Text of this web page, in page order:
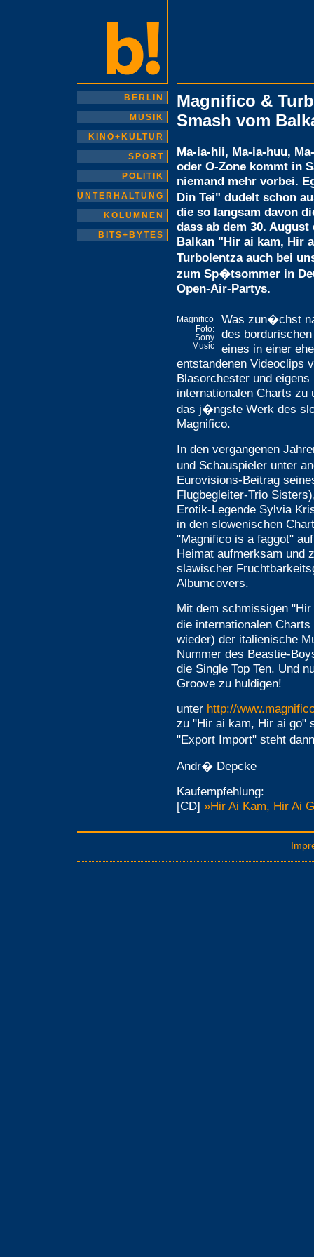
BERLIN
MUSIK
KINO+KULTUR
SPORT
POLITIK
UNTERHALTUNG
KOLUMNEN
BITS+BYTES
Magnifico &
Smash vom
Ma-ia-hii, Ma-ia-huu,
oder O-Zone kommt in
niemand mehr vorbei.
Din Tei" dudelt schon
die so langsam davon
dass ab dem 30.
Balkan "Hir ai kam, Hir
Turbolentza auch bei
zum Sp�tsommer in
Open-Air-Partys.
Magnifico
Foto:
Sony
Music
Was zun�chst
des
eines in einer
entstandenen Videoclips
Blasorchester und
internationalen Charts
das j�ngste Werk des
Magnifico.
In den vergangenen
und Schauspieler unter
Eurovisions-Beitrag
Flugbegleiter-Trio
Erotik-Legende Sylvia
in den slowenischen
"Magnifico is a faggot"
Heimat aufmerksam und
slawischer
Albumcovers.
Mit dem schmissigen
die internationalen
wieder) der italienische
Nummer des Beastie-
die Single Top Ten. Und
Groove zu huldigen!
unter http://
zu "Hir ai kam, Hir ai go"
"Export Import" steht
Andr� Depcke
Kaufempfehlung:
[CD] »Hir Ai Kam, Hir Ai